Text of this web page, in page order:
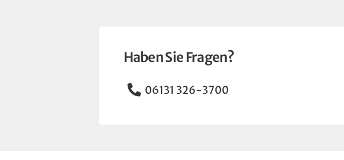
Haben Sie Fragen?
Telefon
06131 326-3700